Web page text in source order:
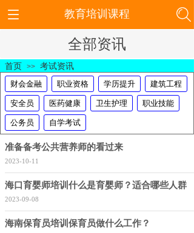
全部资讯
首页 >> 考试资讯
财会金融 职业资格 学历提升 建筑工程
安全员 医药健康 卫生护理 职业技能
公务员 自学考试
准备备考公共营养师的看过来
2023-10-11
海口育婴师培训什么是育婴师？适合哪些人群
2023-09-08
海南保育员培训保育员做什么工作？
教育培训课程